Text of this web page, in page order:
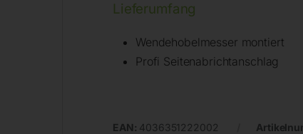
Lieferumfang
Wendehobelmesser montiert
Profi Seitenabrichtanschlag
EAN: 4036351222002